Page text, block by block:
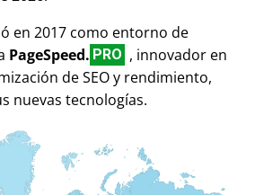
en 2017 como entorno de
PageSpeed. PRO , innovador en
de SEO y rendimiento,
nuevas tecnologías.